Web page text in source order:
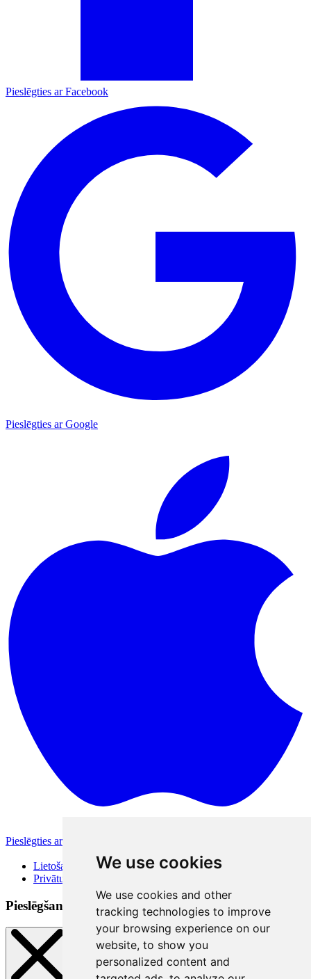
We use cookies
We use cookies and other
tracking technologies to improve
your browsing experience on our
website, to show you
personalized content and
Pieslēgties ar Facebook
Pieslēgties ar Google
Pieslēgties ar Apple
Lietošanas noteikumi
Privātuma politika
Pieslēgšanās veidi